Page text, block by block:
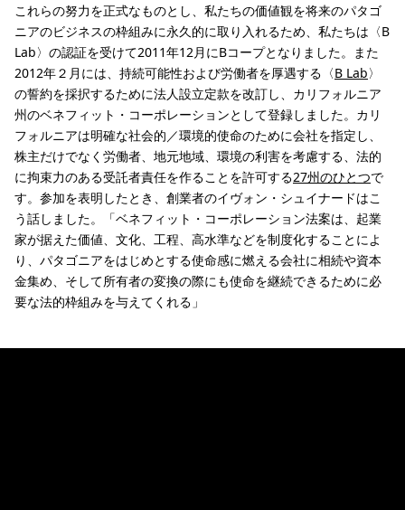
これらの努力を正式なものとし、私たちの価値観を将来のパタゴ
ニアのビジネスの枠組みに永久的に取り入れるため、私たちは〈B
Lab〉の認証を受けて2011年12月にBコープとなりました。また
2012年２月には、持続可能性および労働者を厚遇する〈B Lab〉
の誓約を採択するために法人設立定款を改訂し、カリフォルニア
州のベネフィット・コーポレーションとして登録しました。カリ
フォルニアは明確な社会的／環境的使命のために会社を指定し、
株主だけでなく労働者、地元地域、環境の利害を考慮する、法的
に拘束力のある受託者責任を作ることを許可する27州のひとつで
す。参加を表明したとき、創業者のイヴォン・シュイナードはこ
う話しました。「ベネフィット・コーポレーション法案は、起業
家が据えた価値、文化、工程、高水準などを制度化することによ
り、パタゴニアをはじめとする使命感に燃える会社に相続や資本
金集め、そして所有者の変換の際にも使命を継続できるために必
要な法的枠組みを与えてくれる」